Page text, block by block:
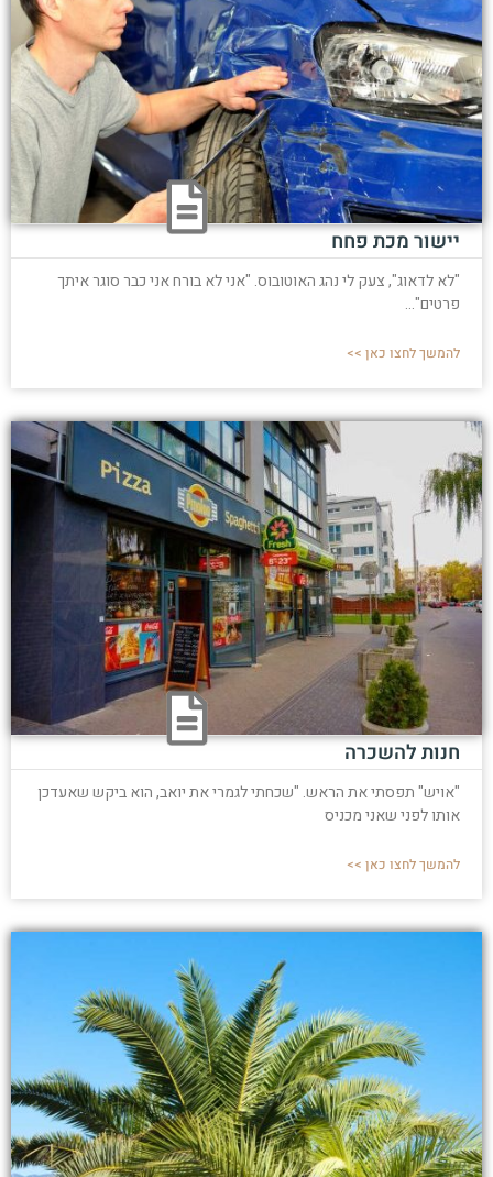
יישור מכת פחח
"לא לדאוג", צעק לי נהג האוטובוס. "אני לא בורח אני כבר סוגר איתך
פרטים"...
להמשך לחצו כאן >>
חנות להשכרה
"אויש" תפסתי את הראש. "שכחתי לגמרי את יואב, הוא ביקש שאעדכן
אותו לפני שאני מכניס
להמשך לחצו כאן >>